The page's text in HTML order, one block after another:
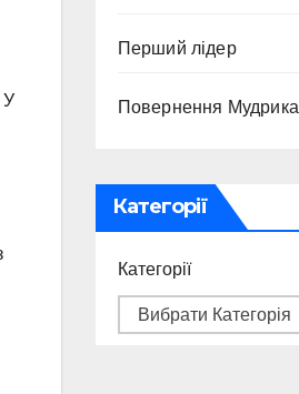
У
Перший лідер
Повернення Мудрика
Категорії
Категорії